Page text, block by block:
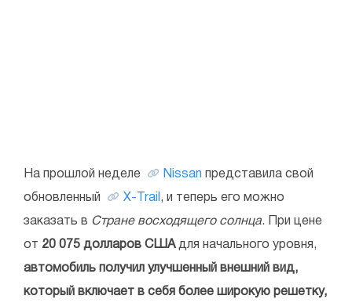
На прошлой неделе Nissan представила свой
обновленный X-Trail , и теперь его можно
заказать в Стране восходящего солнца. При цене
от 20 075 долларов СШАдля начального уровня,
автомобиль получил улучшенный внешний вид,
который включает в себя более широкую решетку,